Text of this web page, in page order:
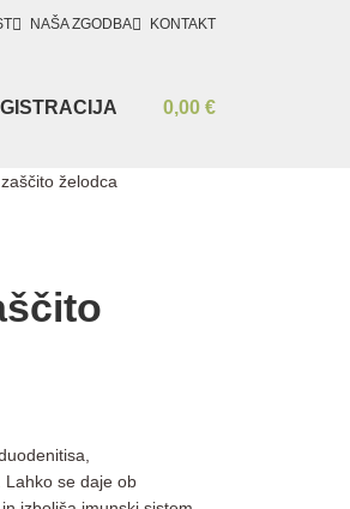
NAŠA ZGODBA KONTAKT
0,00 €
želodca
Lahko se daje ob